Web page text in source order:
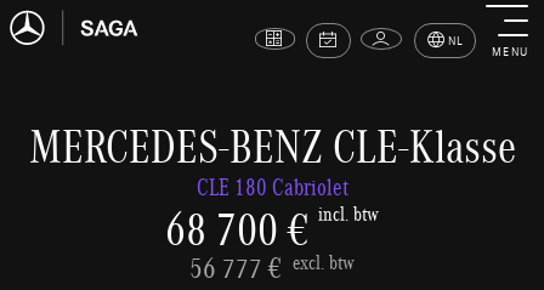
NL
MENU
MERCEDES-BENZ CLE-Klasse
CLE 180 Cabriolet
68 700 € incl. btw
56 777 € excl. btw